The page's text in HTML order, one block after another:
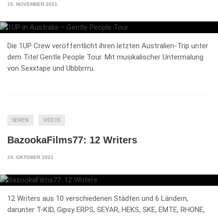
15. NOVEMBER 2021
Die 1UP Crew veröffentlicht ihren letzten Australien-Trip unter
dem Titel Gentle People Tour. Mit musikalischer Untermalung
von Sexxtape und Ubbbrrru.
SERIEN VIDEOS
BazookaFilms77: 12 Writers
24. OKTOBER 2021
12 Writers aus 10 verschiedenen Städten und 6 Ländern,
darunter T-KID, Gipsy ERPS, SEYAR, HEKS, SKE, EMTE, RHONE,